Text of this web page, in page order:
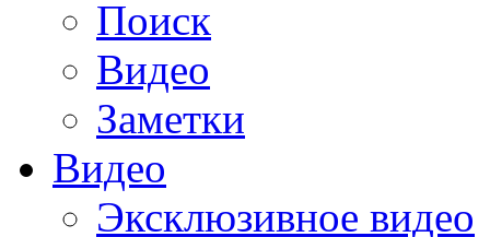
Поиск
Видео
Заметки
Видео
Эксклюзивное видео